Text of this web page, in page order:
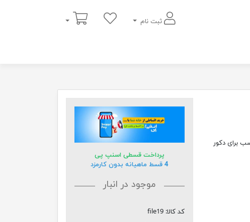
ثبت نام
سبد خرید
پرداخت قسطی اسنپ پی
4 قسط ماهیانه بدون کارمزد
موجود در انبار
کد کالا: file19